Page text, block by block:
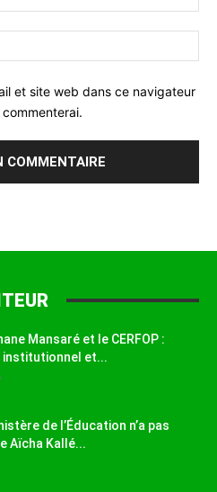
et site web dans ce navigateur
Mansaré et le CERFOP :
institutionnel et...
de l’Éducation n’a pas
Aïcha Kallé...